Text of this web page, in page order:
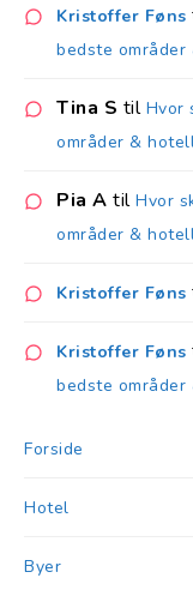
Kristoffer Føns
bedste
Tina S til Hvor
områder &
Pia A til Hvor
områder &
Kristoffer Føns
Kristoffer Føns
bedste
Forside
Hotel
Byer